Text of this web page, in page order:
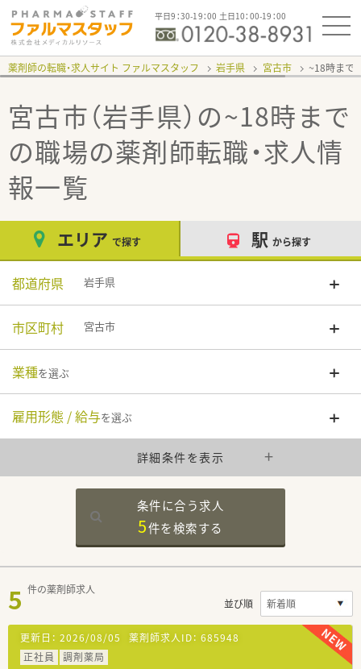
平日9：30-19：00 土日10：00-19：00
薬剤師の転職・求人サイト ファルマスタッフ 岩手県 宮古市 ~18時まで
宮古市（岩手県）の~18時まで
の職場の薬剤師転職・求人情
報一覧
エリア で探す 駅 から探す
都道府県 岩手県
市区町村 宮古市
業種を選ぶ
雇用形態 / 給与を選ぶ
詳細条件を表示
条件に合う求人
5件を検索する
5 件の薬剤師求人
並び順
更新日： 2026/08/05 薬剤師求人ID： 685948
正社員
調剤薬局